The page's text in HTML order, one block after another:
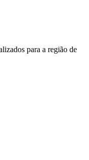
para a região de